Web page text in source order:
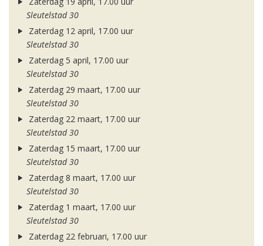
Sleutelstad 30
Zaterdag 12 april, 17.00 uur
Sleutelstad 30
Zaterdag 5 april, 17.00 uur
Sleutelstad 30
Zaterdag 29 maart, 17.00 uur
Sleutelstad 30
Zaterdag 22 maart, 17.00 uur
Sleutelstad 30
Zaterdag 15 maart, 17.00 uur
Sleutelstad 30
Zaterdag 8 maart, 17.00 uur
Sleutelstad 30
Zaterdag 1 maart, 17.00 uur
Sleutelstad 30
Zaterdag 22 februari, 17.00 uur